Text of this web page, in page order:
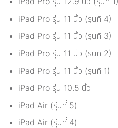
iPad Pro รุ่น 11 นิ้ว (รุ่นที่ 4)
iPad Pro รุ่น 11 นิ้ว (รุ่นที่ 3)
iPad Pro รุ่น 11 นิ้ว (รุ่นที่ 2)
iPad Pro รุ่น 11 นิ้ว (รุ่นที่ 1)
iPad Pro รุ่น 10.5 นิ้ว
iPad Air (รุ่นที่ 5)
iPad Air (รุ่นที่ 4)